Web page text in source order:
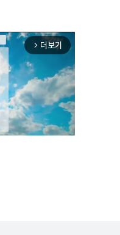
arrow_forward_ios 더보기